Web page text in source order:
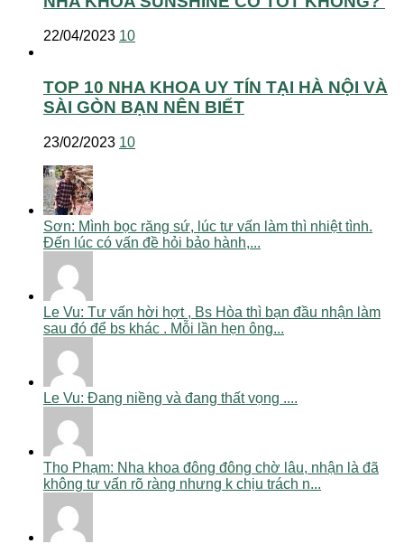
22/04/2023 10
TOP 10 NHA KHOA UY TÍN TẠI HÀ NỘI VÀ
SÀI GÒN BẠN NÊN BIẾT
23/02/2023 10
Sơn: Mình bọc răng sứ, lúc tư vấn làm thì nhiệt tình.
Đến lúc có vấn đề hỏi bảo hành,...
Le Vu: Tư vấn hời hợt , Bs Hòa thì bạn đầu nhận làm
sau đó để bs khác . Mỗi lần hẹn ông...
Le Vu: Đang niềng và đang thất vọng ....
Tho Phạm: Nha khoa đông đông chờ lâu, nhận là đã
không tư vấn rõ ràng nhưng k chịu trách n...